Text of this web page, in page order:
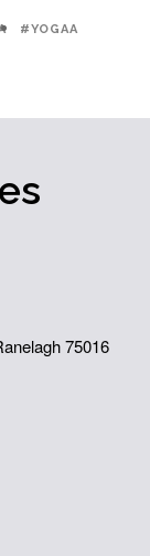
#YOGAA
75016